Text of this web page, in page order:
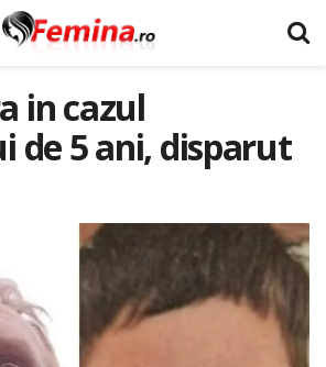
in cazul
de 5 ani, disparut